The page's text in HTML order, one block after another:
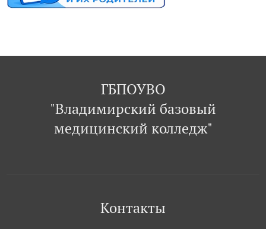
ГБПОУВО
"Владимирский базовый
медицинский колледж"
Контакты